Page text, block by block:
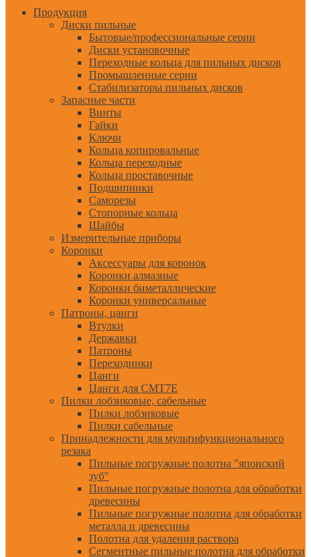
Продукция
Диски пильные
Бытовые/профессиональные серии
Диски установочные
Переходные кольца для пильных дисков
Промышленные серии
Стабилизаторы пильных дисков
Запасные части
Винты
Гайки
Ключи
Кольца копировальные
Кольца переходные
Кольца проставочные
Подшипники
Саморезы
Стопорные кольца
Шайбы
Измерительные приборы
Коронки
Аксессуары для коронок
Коронки алмазные
Коронки биметаллические
Коронки универсальные
Патроны, цанги
Втулки
Державки
Патроны
Переходники
Цанги
Цанги для CMT7E
Пилки лобзиковые, сабельные
Пилки лобзиковые
Пилки сабельные
Принадлежности для мультифункционального
резака
Пильные погружные полотна "японский
зуб"
Пильные погружные полотна для обработки
древесины
Пильные погружные полотна для обработки
металла и древесины
Полотна для удаления раствора
Сегментные пильные полотна для обработки